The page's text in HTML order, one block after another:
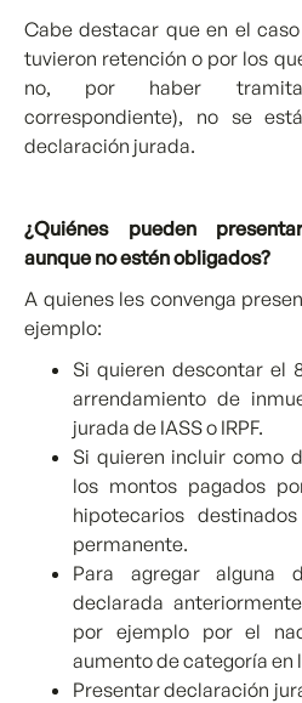
Cabe destacar que en el
tuvieron retención o por los
no, por haber
correspondiente), no se
declaración jurada.
¿Quiénes pueden
aunque no estén obligados?
A quienes les convenga
ejemplo:
Si quieren descontar el
arrendamiento de
jurada de IASS o IRPF.
Si quieren incluir como
los montos pagados
hipotecarios
permanente.
Para agregar alguna
declarada
por ejemplo por el
aumento de categoría en
Presentar declaración